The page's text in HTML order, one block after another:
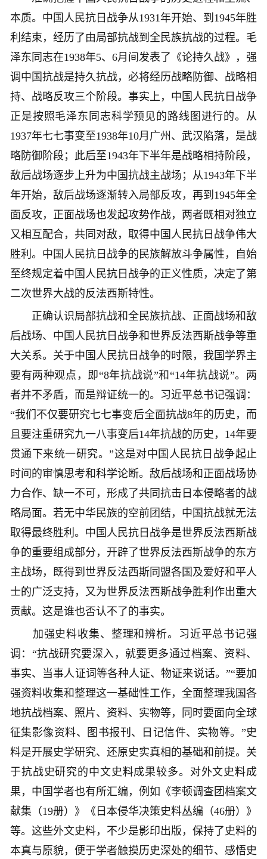
本质。中国人民抗日战争从1931年开始、到1945年胜
利结束，经历了由局部抗战到全民族抗战的过程。毛
泽东同志在1938年5、6月间发表了《论持久战》，强
调中国抗战是持久抗战，必将经历战略防御、战略相
持、战略反攻三个阶段。事实上，中国人民抗日战争
正是按照毛泽东同志科学预见的路线图进行的。从
1937年七七事变至1938年10月广州、武汉陷落，是战
略防御阶段；此后至1943年下半年是战略相持阶段，
敌后战场逐步上升为中国抗战主战场；从1943年下半
年开始，敌后战场逐渐转入局部反攻，再到1945年全
面反攻，正面战场也发起攻势作战，两者既相对独立
又相互配合，共同对敌，取得中国人民抗日战争伟大
胜利。中国人民抗日战争的民族解放斗争属性，自始
至终规定着中国人民抗日战争的正义性质，决定了第
二次世界大战的反法西斯特性。
正确认识局部抗战和全民族抗战、正面战场和敌
后战场、中国人民抗日战争和世界反法西斯战争等重
大关系。关于中国人民抗日战争的时限，我国学界主
要有两种观点，即“8年抗战说”和“14年抗战说”。两
者并不矛盾，而是辩证统一的。习近平总书记强调：
“我们不仅要研究七七事变后全面抗战8年的历史，而
且要注重研究九一八事变后14年抗战的历史，14年要
贯通下来统一研究。”这是对中国人民抗日战争起止
时间的审慎思考和科学论断。敌后战场和正面战场协
力合作、缺一不可，形成了共同抗击日本侵略者的战
略局面。若无中华民族的空前团结，中国抗战就无法
取得最终胜利。中国人民抗日战争是世界反法西斯战
争的重要组成部分，开辟了世界反法西斯战争的东方
主战场，既得到世界反法西斯同盟各国及爱好和平人
士的广泛支持，又为世界反法西斯战争胜利作出重大
贡献。这是谁也否认不了的事实。
加强史料收集、整理和辨析。习近平总书记强
调：“抗战研究要深入，就要更多通过档案、资料、
事实、当事人证词等各种人证、物证来说话。”“要加
强资料收集和整理这一基础性工作，全面整理我国各
地抗战档案、照片、资料、实物等，同时要面向全球
征集影像资料、图书报刊、日记信件、实物等。”史
料是开展史学研究、还原史实真相的基础和前提。关
于抗战史研究的中文史料成果较多。对外文史料成
果，中国学者也有所汇编，例如《李顿调查团档案文
献集（19册）》《日本侵华决策史料丛编（46册）》
等。这些外文史料，不少是影印出版，保持了史料的
本真与原貌，便于学者触摸历史深处的细节、感悟史